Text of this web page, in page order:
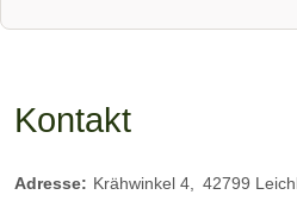
Kontakt
Adresse: Krähwinkel 4 42799